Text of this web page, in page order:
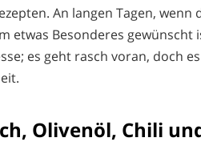
An langen Tagen, wenn
etwas Besonderes gewünscht
es geht rasch voran, doch
Olivenöl, Chili